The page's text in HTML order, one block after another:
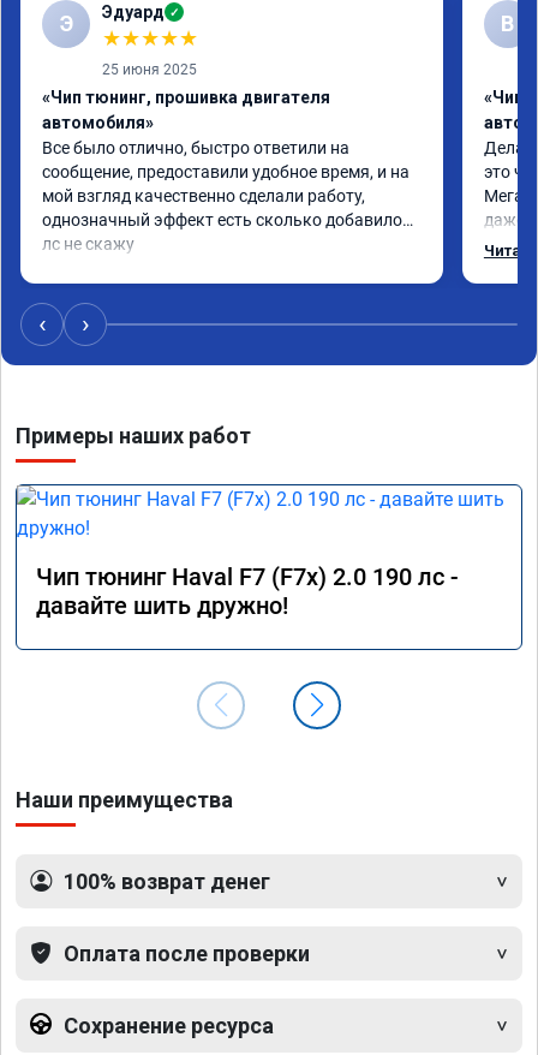
Э Эдуард ✓
★★★★★
25 июня 2025
«Чип тюнинг, прошивка двигателя
автомобиля»
Все было отлично, быстро ответили на
сообщение, предоставили удобное время, и на
мой взгляд качественно сделали работу,
однозначный эффект есть сколько добавилось
лс не скажу
В
«Чип
Делал
это
Мега
даже
одно
‹ ›
Примеры наших работ
Чип тюнинг Haval F7 (F7x) 2.0 190 лс -
давайте шить дружно!
Наши преимущества
100% возврат денег
Оплата после проверки
Сохранение ресурса